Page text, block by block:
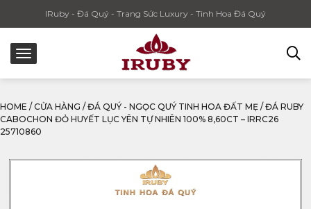
IRuby - Đá Quý - Trang Sức Luxury - Tinh Hoa Đá Quý
HOME / CỬA HÀNG / ĐÁ QUÝ - NGỌC QUÝ TINH HOA ĐẤT MẸ / ĐÁ RUBY
CABOCHON ĐỎ HUYẾT LỤC YÊN TỰ NHIÊN 100% 8,60CT – IRRC26
25710860